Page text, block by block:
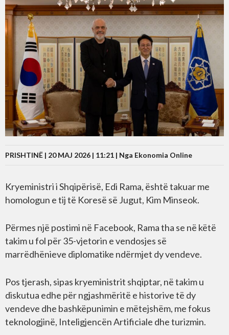
PRISHTINË | 20 MAJ 2026 | 11:21 | Nga Ekonomia Online
Kryeministri i Shqipërisë, Edi Rama, është takuar me
homologun e tij të Koresë së Jugut, Kim Minseok.
Përmes një postimi në Facebook, Rama tha se në këtë
takim u fol për 35-vjetorin e vendosjes së
marrëdhënieve diplomatike ndërmjet dy vendeve.
Pos tjerash, sipas kryeministrit shqiptar, në takim u
diskutua edhe për ngjashmëritë e historive të dy
vendeve dhe bashkëpunimin e mëtejshëm, me fokus
teknologjinë, Inteligjencën Artificiale dhe turizmin.